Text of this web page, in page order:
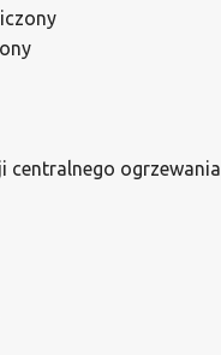
centralnego ogrzewania